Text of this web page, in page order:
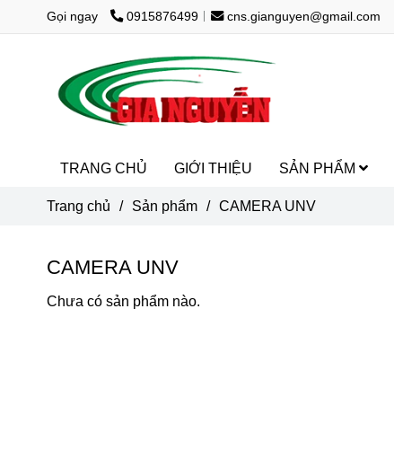
Gọi ngay 0915876499 cns.gianguyen@gmail.com
TRANG CHỦ GIỚI THIỆU SẢN PHẨM
Trang chủ / Sản phẩm / CAMERA UNV
CAMERA UNV
Chưa có sản phẩm nào.